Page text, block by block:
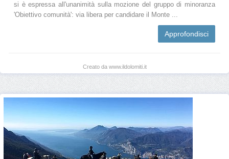
si è espressa all'unanimità sulla mozione del gruppo di minoranza
'Obiettivo comunità': via libera per candidare il Monte ...
Approfondisci
Creato da www.ildolomiti.it